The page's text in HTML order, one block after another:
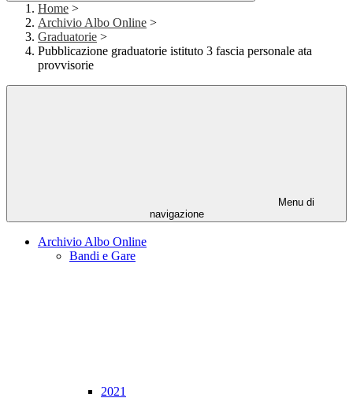
Home >
Archivio Albo Online >
Graduatorie >
Pubblicazione graduatorie istituto 3 fascia personale ata
provvisorie
Menu di
navigazione
Archivio Albo Online
Bandi e Gare
2021